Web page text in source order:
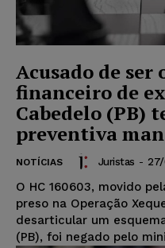
Acusado de ser
financeiro de
Cabedelo (PB)
preventiva
NOTÍCIAS Juristas -
O HC 160603, movido
preso na Operação
desarticular um
(PB), foi negado pelo